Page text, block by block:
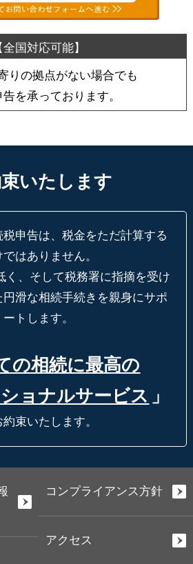
りの拠点がない場合でも
を承っております。
いたします
申告は、税金をただ計算する
ではありません。
く、そして税務署に指摘を受け
円滑な相続手続きを親身にサポ
ートします。
の相続に最高の
ョナルサービス 」
約束いたします。
コンプライアンス方針
アクセス